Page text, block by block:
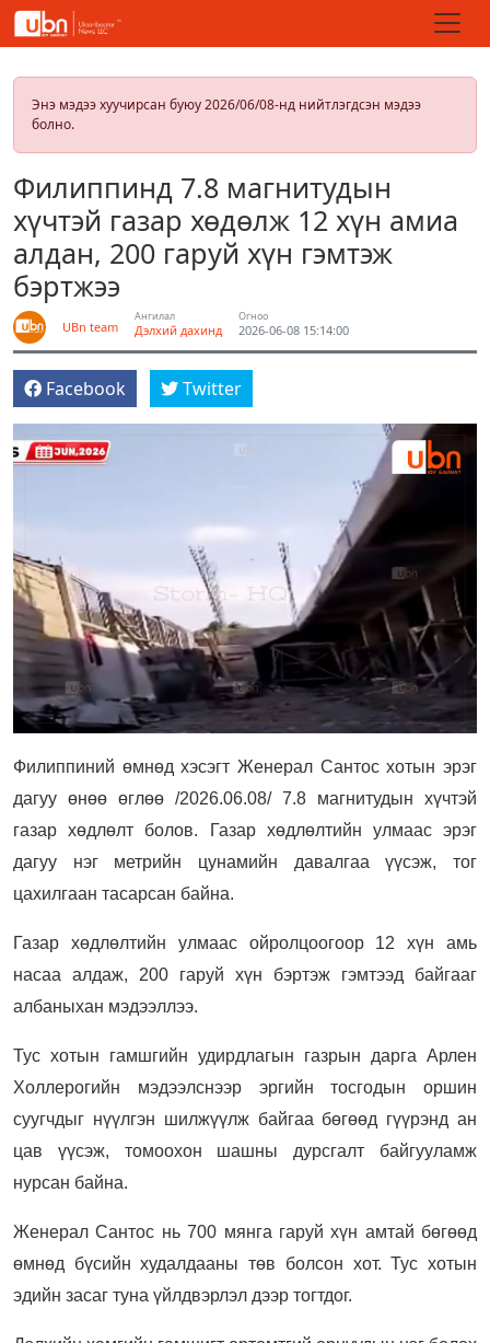
Энэ мэдээ хуучирсан буюу 2026/06/08-нд нийтлэгдсэн мэдээ
болно.
Филиппинд 7.8 магнитудын
хүчтэй газар хөдөлж 12 хүн амиа
алдан, 200 гаруй хүн гэмтэж
бэртжээ
UBn team
Ангилал
Дэлхий дахинд
Огноо
2026-06-08 15:14:00
Facebook Twitter
Филиппиний өмнөд хэсэгт Женерал Сантос хотын эрэг
дагуу өнөө өглөө /2026.06.08/ 7.8 магнитудын хүчтэй
газар хөдлөлт болов. Газар хөдлөлтийн улмаас эрэг
дагуу нэг метрийн цунамийн давалгаа үүсэж, тог
цахилгаан тасарсан байна.
Газар хөдлөлтийн улмаас ойролцоогоор 12 хүн амь
насаа алдаж, 200 гаруй хүн бэртэж гэмтээд байгааг
албаныхан мэдээллээ.
Тус хотын гамшгийн удирдлагын газрын дарга Арлен
Холлерогийн мэдээлснээр эргийн тосгодын оршин
суугчдыг нүүлгэн шилжүүлж байгаа бөгөөд гүүрэнд ан
цав үүсэж, томоохон шашны дурсгалт байгууламж
нурсан байна.
Женерал Сантос нь 700 мянга гаруй хүн амтай бөгөөд
өмнөд бүсийн худалдааны төв болсон хот. Тус хотын
эдийн засаг туна үйлдвэрлэл дээр тогтдог.